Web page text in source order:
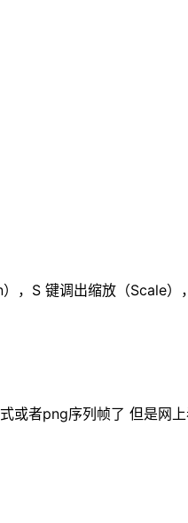
，S 键调出缩放（Scale
者png序列帧了 但是网